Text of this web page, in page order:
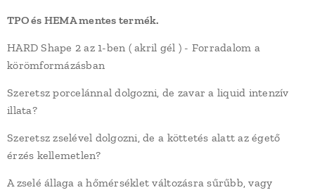
TPO és HEMA mentes termék.
HARD Shape 2 az 1-ben ( akril gél ) - Forradalom a
körömformázásban
Szeretsz porcelánnal dolgozni, de zavar a liquid intenzív
illata?
Szeretsz zselével dolgozni, de a köttetés alatt az égető
érzés kellemetlen?
A zselé állaga a hőmérséklet változásra sűrűbb, vagy